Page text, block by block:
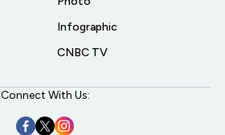
Infographic
CNBC TV
Connect With Us: